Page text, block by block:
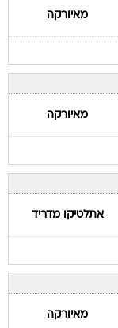
מאיורקה
מאיורקה
אתלטיקו מדריד
מאיורקה